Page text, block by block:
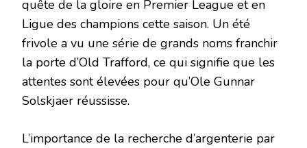
quête de la gloire en Premier League et en
Ligue des champions cette saison. Un été
frivole a vu une série de grands noms franchir
la porte d’Old Trafford, ce qui signifie que les
attentes sont élevées pour qu’Ole Gunnar
Solskjaer réussisse.
L’importance de la recherche d’argenterie par